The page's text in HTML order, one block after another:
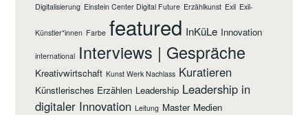
Digitalisierung Einstein Center Digital Future Erzählkunst Exil Exil-
Künstler*innen Farbe featured InKüLe Innovation
international Interviews | Gespräche
Kreativwirtschaft Kunst Werk Nachlass Kuratieren
Künstlerisches Erzählen Leadership Leadership in
digitaler Innovation Leitung Master Medien